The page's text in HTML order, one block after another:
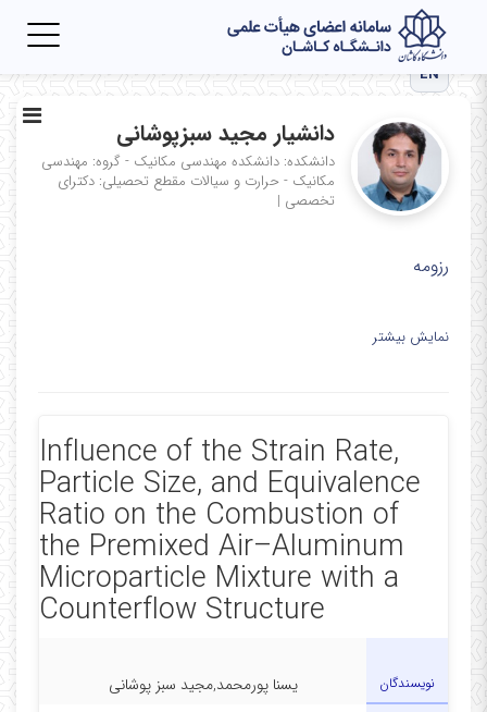
EN
دانشیار مجید سبزپوشانی
دانشکده: دانشکده مهندسی مکانیک - گروه: مهندسی
مکانیک - حرارت و سیالات مقطع تحصیلی: دکترای
تخصصی |
رزومه
نمایش بیشتر
Influence of the Strain Rate,
Particle Size, and Equivalence
Ratio on the Combustion of
the Premixed Air–Aluminum
Microparticle Mixture with a
Counterflow Structure
نویسندگان یسنا پورمحمد,مجید سبز پوشانی